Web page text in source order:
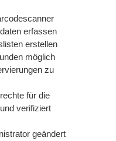
erfassen
erstellen
möglich
zu
für die
verifiziert
geändert